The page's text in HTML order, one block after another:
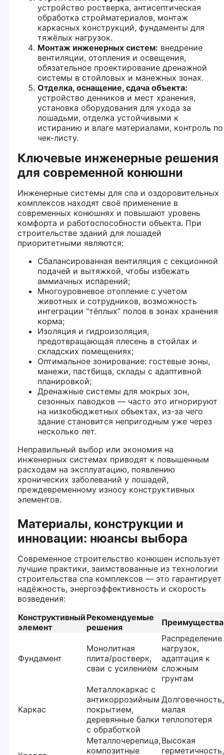
устройство ростверка, антисептическая
обработка стройматериалов, монтаж
каркасных конструкций, фундаменты для
тяжёлых нагрузок.
Монтаж инженерных систем: внедрение
вентиляции, отопления и освещения,
обязательное проектирование дренажной
системы в стойловых и манежных зонах.
Отделка, оснащение, сдача объекта:
устройство денников и мест хранения,
установка оборудования для ухода за
лошадьми, отделка устойчивыми к
истиранию и влаге материалами, контроль по
чек-листу.
Ключевые инженерные решения
для современной конюшни
Инженерные системы для спа и оздоровительных
комплексов находят своё применение в
современных конюшнях и повышают уровень
комфорта и работоспособности объекта. При
строительстве зданий для лошадей
приоритетными являются:
Сбалансированная вентиляция с секционной
подачей и вытяжкой, чтобы избежать
аммиачных испарений;
Многоуровневое отопление с учетом
животных и сотрудников, возможность
интеграции “тёплых” полов в зонах хранения
корма;
Изоляция и гидроизоляция,
предотвращающая плесень в стойлах и
складских помещениях;
Оптимальное зонирование: гостевые зоны,
манежи, пастбища, склады с адаптивной
планировкой;
Дренажные системы для мокрых зон,
сезонных паводков — часто это игнорируют
на низкобюджетных объектах, из-за чего
здание становится непригодным уже через
несколько лет.
Неправильный выбор или экономия на
инженерных системах приводят к повышенным
расходам на эксплуатацию, появлению
хронических заболеваний у лошадей,
преждевременному износу конструктивных
элементов.
Материалы, конструкции и
инновации: нюансы выбора
Современное строительство конюшен использует
лучшие практики, заимствованные из технологии
строительства спа комплексов — это гарантирует
надёжность, энергоэффективность и скорость
возведения:
Конструктивный
элемент
Рекомендуемые
решения
Преимущества
Фундамент
Монолитная
плита/ростверк,
сваи с усилением
Распределение
нагрузок,
адаптация к
сложным
грунтам
Каркас
Металлокаркас с
антикоррозийным
покрытием,
деревянные балки
с обработкой
Долговечность,
малая
теплопотеря
Металлочерепица,
композитные
Высокая
герметичность,